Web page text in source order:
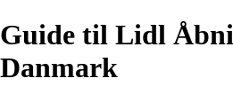
Guide til Lidl
Danmark